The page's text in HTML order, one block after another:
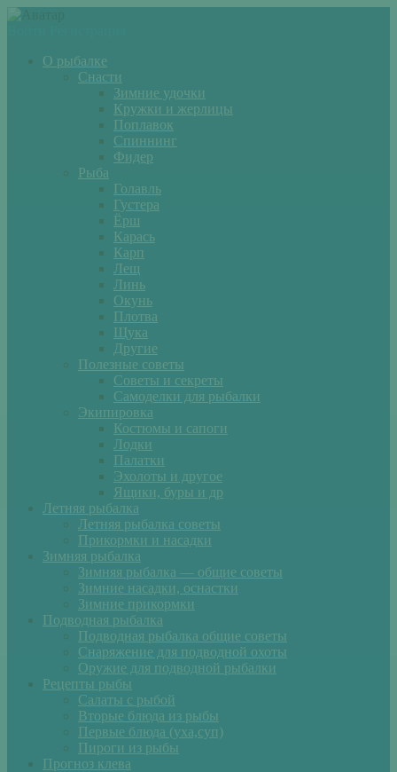
О рыбалке
Снасти
Зимние удочки
Кружки и жерлицы
Поплавок
Спиннинг
Фидер
Рыба
Голавль
Густера
Ёрш
Карась
Карп
Лещ
Линь
Окунь
Плотва
Щука
Другие
Полезные советы
Советы и секреты
Самоделки для рыбалки
Экипировка
Костюмы и сапоги
Лодки
Палатки
Эхолоты и другое
Ящики, буры и др
Летняя рыбалка
Летняя рыбалка советы
Прикормки и насадки
Зимняя рыбалка
Зимняя рыбалка — общие советы
Зимние насадки, оснастки
Зимние прикормки
Подводная рыбалка
Подводная рыбалка общие советы
Снаряжение для подводной охоты
Оружие для подводной рыбалки
Рецепты рыбы
Салаты с рыбой
Вторые блюда из рыбы
Первые блюда (уха,суп)
Пироги из рыбы
Прогноз клева